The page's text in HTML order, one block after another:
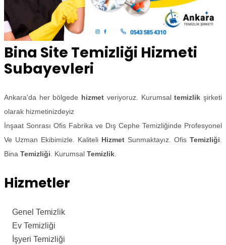
Bina Site Temizliği Hizmeti
Subayevleri
Ankara'da her bölgede hizmet veriyoruz. Kurumsaltemizlik şirketi
olarak hizmetinizdeyiz
İnşaat Sonrası Ofis Fabrika ve Dış Cephe Temizliğinde Profesyonel
Ve Uzman Ekibimizle. Kaliteli Hizmet Sunmaktayız. Ofis Temizliği
Bina Temizliği . Kurumsal Temizlik
Hizmetler
Genel Temizlik
Ev Temizliği
İşyeri Temizliği